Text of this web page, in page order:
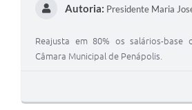
Autoria: Presidente Maria
Reajusta em 80% os salários-base
Câmara Municipal de Penápolis.